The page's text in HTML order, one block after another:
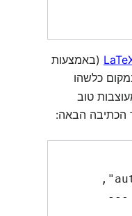
(באמצעות
כלשהו
טוב
הכתיבה הבאה: